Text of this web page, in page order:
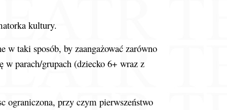
kultury.
w taki sposób, by zaangażować zarówno
w parach/grupach (dziecko 6+ wraz z
ograniczona, przy czym pierwszeństwo